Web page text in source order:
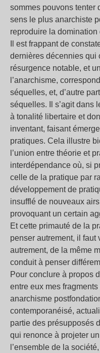
sommes pouvons tenter
sens le plus anarchiste
reproduire la
Il est frappant de
dernières décennies qui
résurgence notable, et
l’anarchisme,
séquelles, et, d’autre
séquelles. Il s’agit dans
à tonalité libertaire et
inventant, faisant
pratiques. Cela illustre
l’union entre théorie et
interdépendance où, si
celle de la pratique par
développement de
insufflé de nouveaux
provoquant un certain
Et cette primauté de la
penser autrement, il faut
autrement, de la même
conduit à penser
Pour conclure à propos
entre eux mes
anarchisme
contemporanéisé,
partie des présupposés
qui renonce à projeter
l’ensemble de la